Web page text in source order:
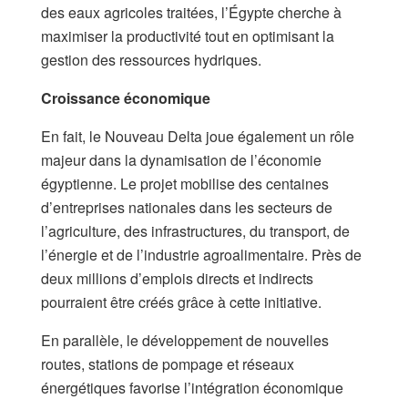
des eaux agricoles traitées, l’Égypte cherche à
maximiser la productivité tout en optimisant la
gestion des ressources hydriques.
Croissance économique
En fait, le Nouveau Delta joue également un rôle
majeur dans la dynamisation de l’économie
égyptienne. Le projet mobilise des centaines
d’entreprises nationales dans les secteurs de
l’agriculture, des infrastructures, du transport, de
l’énergie et de l’industrie agroalimentaire. Près de
deux millions d’emplois directs et indirects
pourraient être créés grâce à cette initiative.
En parallèle, le développement de nouvelles
routes, stations de pompage et réseaux
énergétiques favorise l’intégration économique